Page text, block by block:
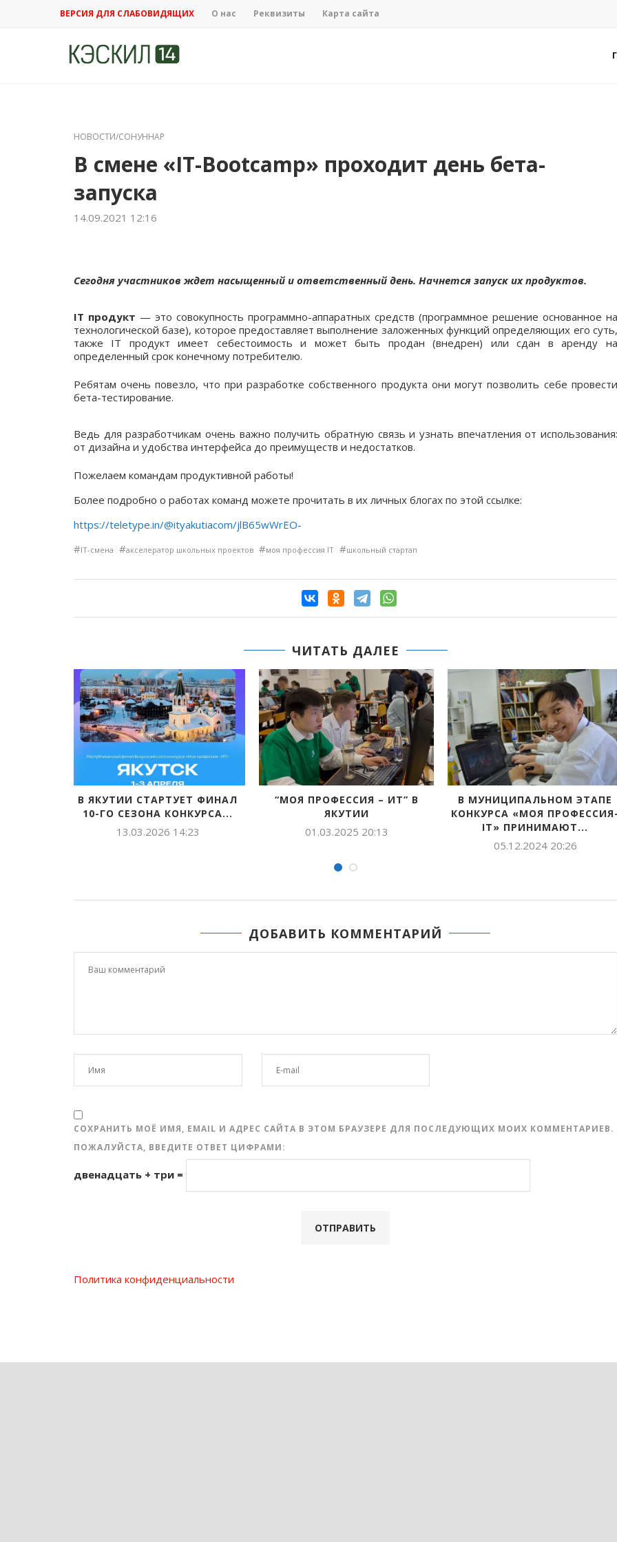
ВЕРСИЯ ДЛЯ СЛАБОВИДЯЩИХ О нас Реквизиты Карта сайта
НОВОСТИ/СОНУННАР
В смене «IT-Bootcamp» проходит день бета-
запуска
14.09.2021 12:16
Сегодня участников ждет насыщенный и ответственный день. Начнется запуск их продуктов.
IT продукт — это совокупность программно-аппаратных средств (программное решение основанное на
технологической базе), которое предоставляет выполнение заложенных функций определяющих его суть,
также IT продукт имеет себестоимость и может быть продан (внедрен) или сдан в аренду на
определенный срок конечному потребителю.
Ребятам очень повезло, что при разработке собственного продукта они могут позволить себе провести
бета-тестирование.
Ведь для разработчикам очень важно получить обратную связь и узнать впечатления от использования:
от дизайна и удобства интерфейса до преимуществ и недостатков.
Пожелаем командам продуктивной работы!
Более подробно о работах команд можете прочитать в их личных блогах по этой ссылке:
https://teletype.in/@ityakutiacom/jlB65wWrEO-
#IT-смена #акселератор школьных проектов #моя профессия IT #школьный стартап
ЧИТАТЬ ДАЛЕЕ
В ЯКУТИИ СТАРТУЕТ ФИНАЛ
10-ГО СЕЗОНА КОНКУРСА...
13.03.2026 14:23
“МОЯ ПРОФЕССИЯ – ИТ” В
ЯКУТИИ
01.03.2025 20:13
В МУНИЦИПАЛЬНОМ ЭТАПЕ
КОНКУРСА «МОЯ ПРОФЕССИЯ-
IT» ПРИНИМАЮТ...
05.12.2024 20:26
ДОБАВИТЬ КОММЕНТАРИЙ
СОХРАНИТЬ МОЁ ИМЯ, EMAIL И АДРЕС САЙТА В ЭТОМ БРАУЗЕРЕ ДЛЯ ПОСЛЕДУЮЩИХ МОИХ КОММЕНТАРИЕВ.
ПОЖАЛУЙСТА, ВВЕДИТЕ ОТВЕТ ЦИФРАМИ:
двенадцать + три =
Политика конфиденциальности